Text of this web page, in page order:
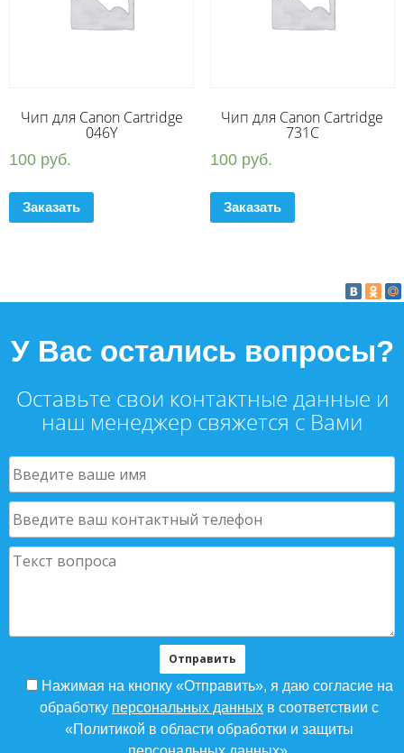
Чип для Canon Cartridge
046Y
100 руб.
Заказать
Чип для Canon Cartridge
731C
100руб.
Заказать
У Вас остались вопросы?
Оставьте свои контактные данные и
наш менеджер свяжется с Вами
Нажимая на кнопку «Отправить», я даю согласие на
обработку персональных данных в соответствии с
«Политикой в области обработки и защиты